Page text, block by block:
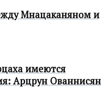
Мнацаканяном и
имеются
Арцрун Ованнисян